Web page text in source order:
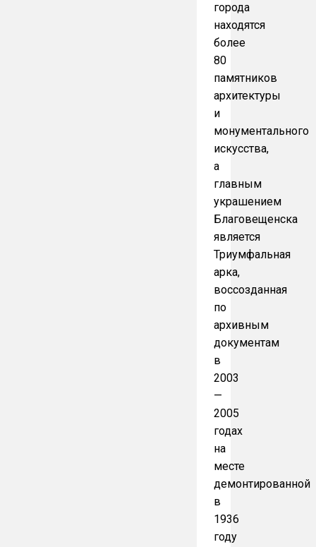
города
находятся
более
80
памятников
архитектуры
и
монументального
искусства,
а
главным
украшением
Благовещенска
является
Триумфальная
арка,
воссозданная
по
архивным
документам
в
2003
—
2005
годах
на
месте
демонтированной
в
1936
году